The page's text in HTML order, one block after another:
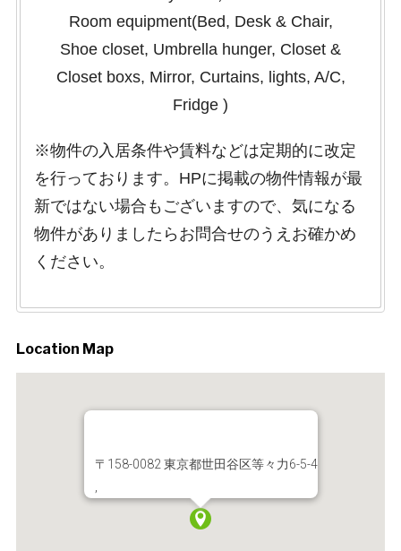
Room equipment(Bed, Desk & Chair,
Shoe closet, Umbrella hunger, Closet &
Closet boxs, Mirror, Curtains, lights, A/C,
Fridge )
※物件の入居条件や賃料などは定期的に改定
を行っております。HPに掲載の物件情報が最
新ではない場合もございますので、気になる
物件がありましたらお問合せのうえお確かめ
ください。
Location Map
〒158-0082 東京都世田谷区等々力6-5-4